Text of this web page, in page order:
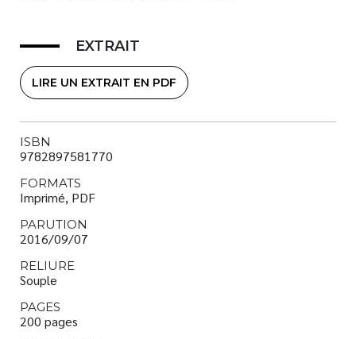
EXTRAIT
LIRE UN EXTRAIT EN PDF
ISBN
9782897581770
FORMATS
Imprimé, PDF
PARUTION
2016/09/07
RELIURE
Souple
PAGES
200 pages